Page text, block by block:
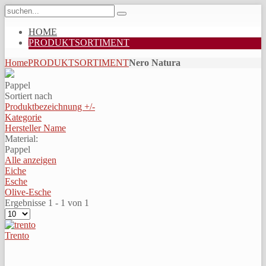
HOME
PRODUKTSORTIMENT
HomePRODUKTSORTIMENTNero Natura
Pappel
Sortiert nach
Produktbezeichnung +/-
Kategorie
Hersteller Name
Material:
Pappel
Alle anzeigen
Eiche
Esche
Olive-Esche
Ergebnisse 1 - 1 von 1
Trento